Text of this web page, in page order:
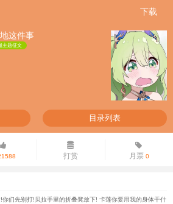
下载
这件事
主题征文
目录列表
打赏 月票0
们先别打!贝拉手里的折叠凳放下! 卡莲你要用我的身体干什